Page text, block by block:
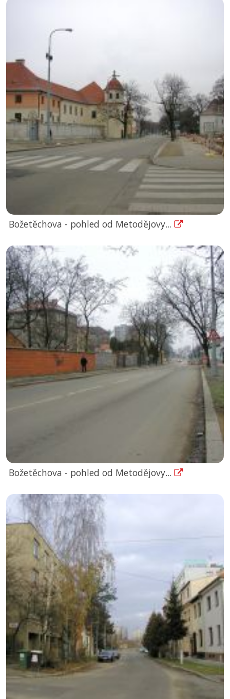
Božetěchova - pohled od Metodějovy...
Božetěchova - pohled od Metodějovy...